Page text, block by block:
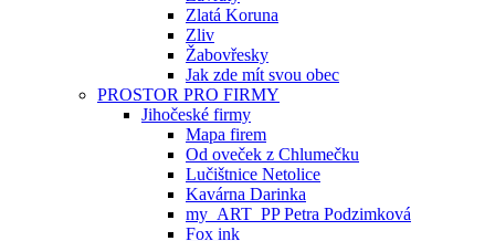
Zlatá Koruna
Zliv
Žabovřesky
Jak zde mít svou obec
PROSTOR PRO FIRMY
Jihočeské firmy
Mapa firem
Od oveček z Chlumečku
Lučištnice Netolice
Kavárna Darinka
my_ART_PP Petra Podzimková
Fox ink